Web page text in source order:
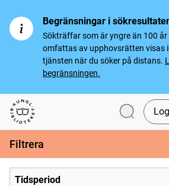
Begränsningar i
Sökträffar som är yngre än 100 år
omfattas av upphovsrätten visas
tjänsten när du söker på distans.
begränsningen.
Svenska tidningar
Filtrera
Tidsperiod